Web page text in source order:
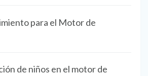
para el Motor de
de niños en el motor de